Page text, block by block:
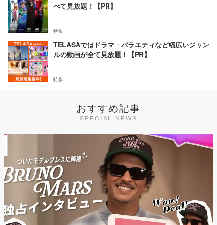
べて見放題！【PR】
特集
TELASAではドラマ・バラエティなど幅広いジャン
ルの動画が全て見放題！【PR】
特集
おすすめ記事
SPECIAL NEWS